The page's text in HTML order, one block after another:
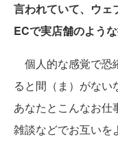
言われていて、ウェ
ECで実店舗のよう
個人的な感覚で恐
ると間（ま）がない
あなたとこんなお仕
雑談などでお互いを